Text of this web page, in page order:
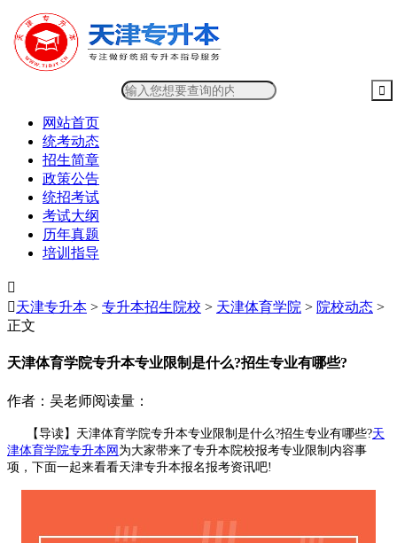
网站首页
统考动态
招生简章
政策公告
统招考试
考试大纲
历年真题
培训指导

天津专升本 > 专升本招生院校 > 天津体育学院 > 院校动态 >
正文
天津体育学院专升本专业限制是什么?招生专业有哪些?
作者：吴老师阅读量：
【导读】天津体育学院专升本专业限制是什么?招生专业有哪些?天
津体育学院专升本网为大家带来了专升本院校报考专业限制内容事
项，下面一起来看看天津专升本报名报考资讯吧!